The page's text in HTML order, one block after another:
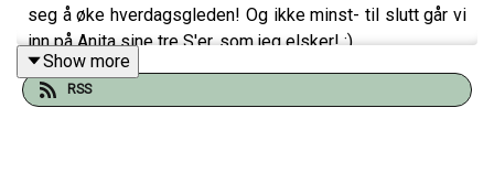
seg å øke hverdagsgleden! Og ikke minst- til slutt går vi
inn på Anita sine tre S'er, som jeg elsker! :)
Show more
RSS